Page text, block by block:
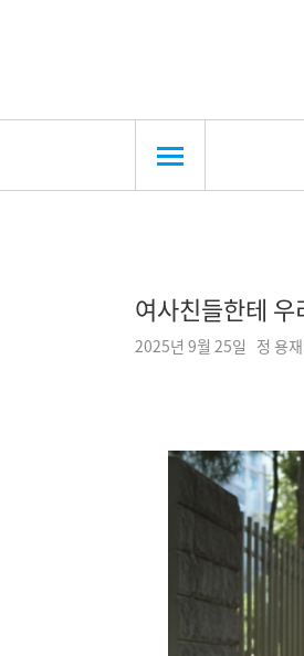
여사친들한테
2025년 9월 25일 정 용재